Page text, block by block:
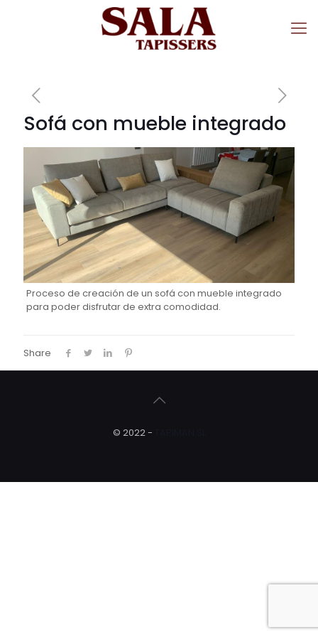
Sofá con mueble integrado
Proceso de creación de un sofá con mueble integrado
para poder disfrutar de extra comodidad.
Share
© 2022 -